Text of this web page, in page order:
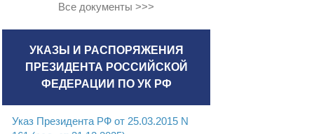
Все документы >>>
УКАЗЫ И РАСПОРЯЖЕНИЯ
ПРЕЗИДЕНТА РОССИЙСКОЙ
ФЕДЕРАЦИИ ПО УК РФ
Указ Президента РФ от 25.03.2015 N